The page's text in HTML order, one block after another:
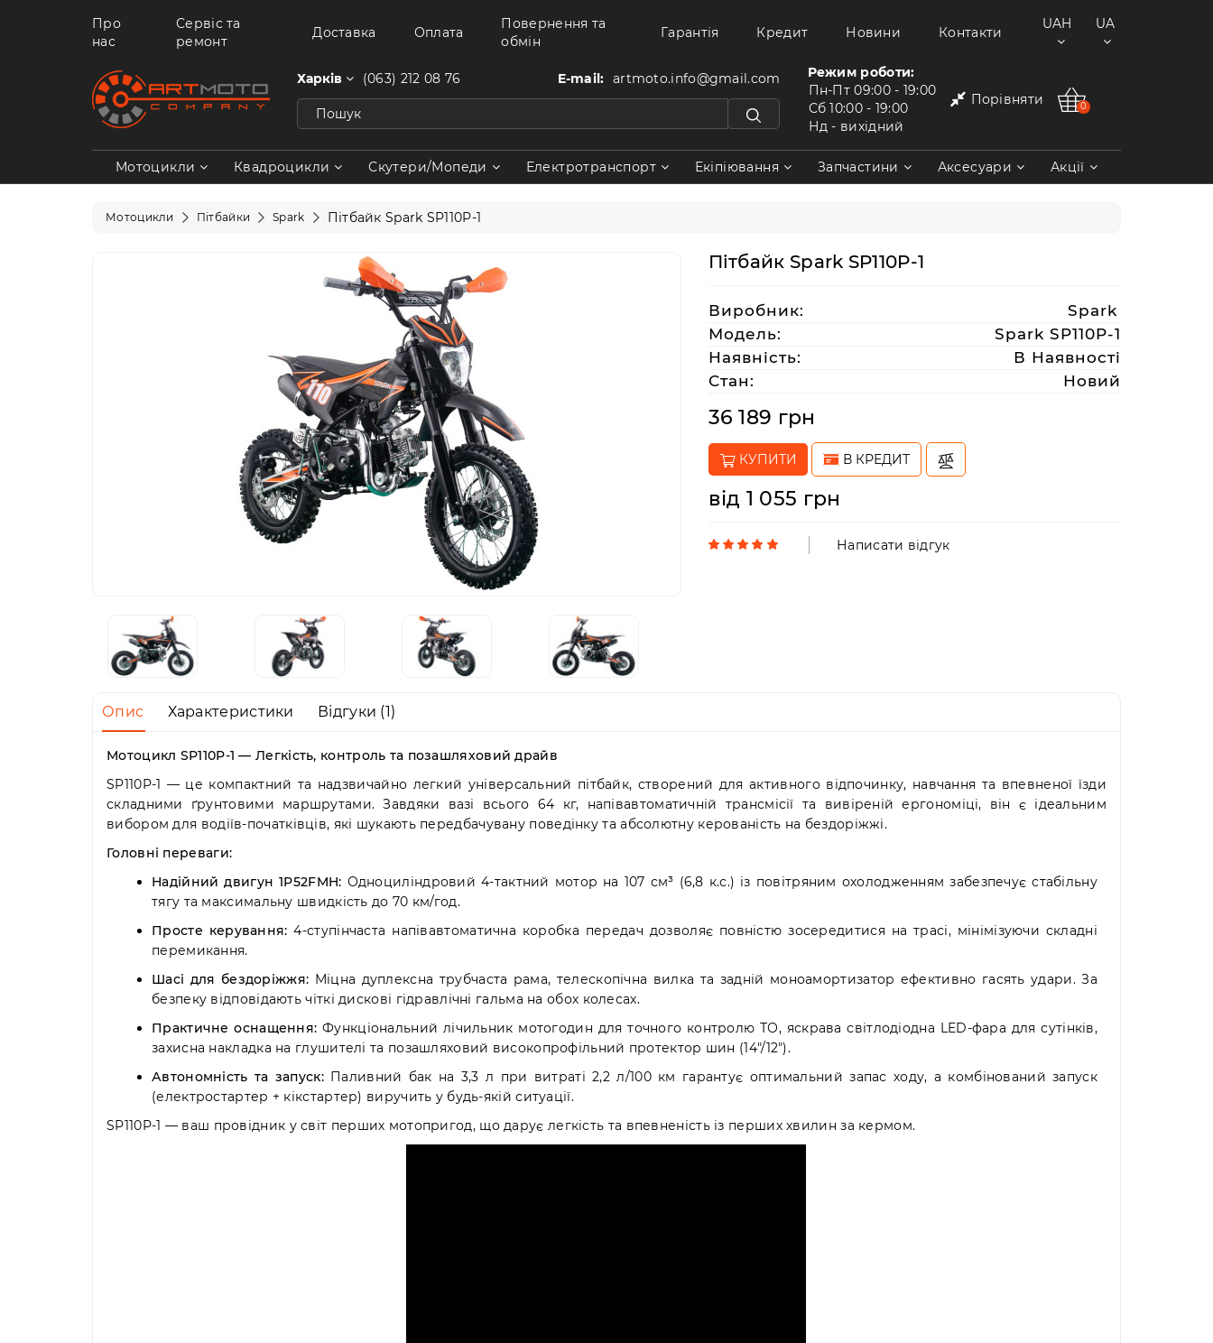
Про
нас
Сервіс та
ремонт
Доставка Оплата
Повернення та
обмін
Гарантія Кредит Новини Контакти
UAH UA
Харків (063) 212 08 76 E-mail: artmoto.info@gmail.com
Режим роботи:
Пн-Пт 09:00 - 19:00
Сб 10:00 - 19:00
Нд - вихідний
Порівняти 0
Мотоцикли Квадроцикли Скутери/Мопеди Електротранспорт Екіпіювання Запчастини Аксесуари Акції
Мотоцикли Пітбайки Spark Пітбайк Spark SP110P-1
Пітбайк Spark SP110P-1
Виробник:
Spark
Модель:
Spark SP110P-1
Наявність:
В Наявності
Стан:
Новий
36 189 грн
КУПИТИ В КРЕДИТ
від 1 055 грн
Написати відгук
Опис Характеристики Відгуки (1)
Мотоцикл SP110P-1 — Легкість, контроль та позашляховий драйв
SP110P-1 — це компактний та надзвичайно легкий універсальний пітбайк, створений для активного відпочинку, навчання та впевненої їзди
складними ґрунтовими маршрутами. Завдяки вазі всього 64 кг, напівавтоматичній трансмісії та вивіреній ергономіці, він є ідеальним
вибором для водіїв-початківців, які шукають передбачувану поведінку та абсолютну керованість на бездоріжжі.
Головні переваги:
Надійний двигун 1P52FMH: Одноциліндровий 4-тактний мотор на 107 см³ (6,8 к.с.) із повітряним охолодженням забезпечує стабільну
тягу та максимальну швидкість до 70 км/год.
Просте керування: 4-ступінчаста напівавтоматична коробка передач дозволяє повністю зосередитися на трасі, мінімізуючи складні
перемикання.
Шасі для бездоріжжя: Міцна дуплексна трубчаста рама, телескопічна вилка та задній моноамортизатор ефективно гасять удари. За
безпеку відповідають чіткі дискові гідравлічні гальма на обох колесах.
Практичне оснащення: Функціональний лічильник мотогодин для точного контролю ТО, яскрава світлодіодна LED-фара для сутінків,
захисна накладка на глушителі та позашляховий високопрофільний протектор шин (14"/12").
Автономність та запуск:Паливний бак на 3,3 л при витраті 2,2 л/100 км гарантує оптимальний запас ходу, а комбінований запуск
(електростартер + кікстартер) виручить у будь-якій ситуації.
SP110P-1 — ваш провідник у світ перших мотопригод, що дарує легкість та впевненість із перших хвилин за кермом.